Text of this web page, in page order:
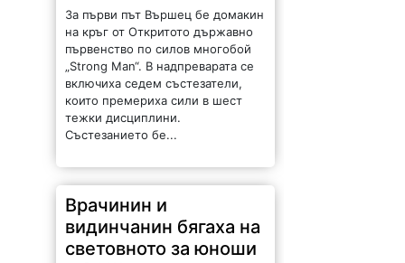
на кръг от Откритото държавно
първенство по силов многобой
„Strong Man“. В надпреварата се
включиха седем състезатели,
които премериха сили в шест
тежки дисциплини.
Състезанието бе...
Врачинин и
видинчанин бягаха на
световното за юноши
в САЩ